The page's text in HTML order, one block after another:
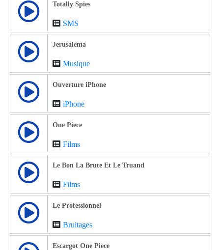
Totally Spies
SMS
Jerusalema
Musique
Ouverture iPhone
iPhone
One Piece
Films
Le Bon La Brute Et Le Truand
Films
Le Professionnel
Bruitages
Escargot One Piece